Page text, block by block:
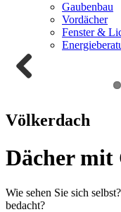
Gaubenbau
Vordächer
Fenster &
Völkerdach
Dächer mit
Wie sehen Sie sich
bedacht?